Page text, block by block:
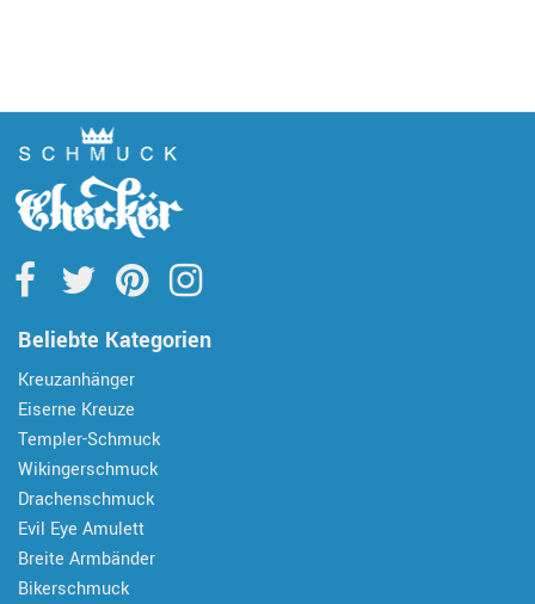
Beliebte Kategorien
Kreuzanhänger
Eiserne Kreuze
Templer-Schmuck
Wikingerschmuck
Drachenschmuck
Evil Eye Amulett
Breite Armbänder
Bikerschmuck